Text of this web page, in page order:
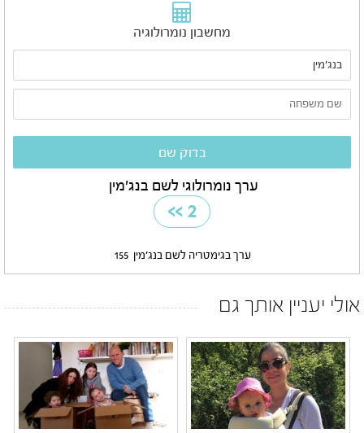
מחשבון נומרולוגיה
ערך נומרולוגי לשם בנג'מין
2
>>
ערך בגימטריה לשם בנג'מין 155
אולי יעניין אותך גם